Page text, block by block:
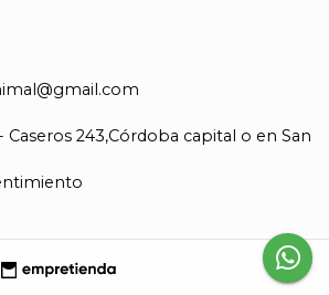
243,Córdoba capital o en San